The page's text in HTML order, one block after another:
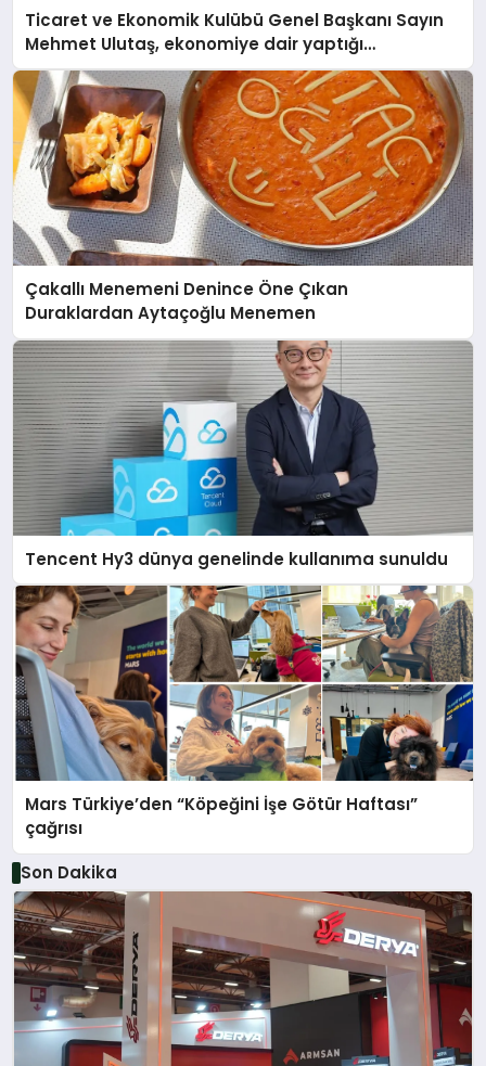
Ticaret ve Ekonomik Kulübü Genel Başkanı Sayın
Mehmet Ulutaş, ekonomiye dair yaptığı
açıklamada şunları kaydetti:
Çakallı Menemeni Denince Öne Çıkan
Duraklardan Aytaçoğlu Menemen
Tencent Hy3 dünya genelinde kullanıma sunuldu
Mars Türkiye’den “Köpeğini İşe Götür Haftası”
çağrısı
Son Dakika